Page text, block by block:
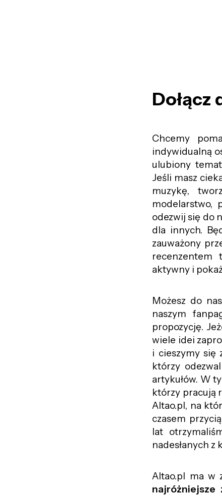
Dołącz
Chcemy
indywidualną
ulubiony
Jeśli masz
muzykę,
modelarstwo,
odezwij się do
dla innych.
zauważony
recenzentem
aktywny i
Możesz do
naszym
propozycję.
wiele idei
i cieszymy się
którzy
artykułów. W
którzy pracują
Altao.pl, na
czasem
lat
nadesłanych z
Altao.pl ma w
najróżniejsze